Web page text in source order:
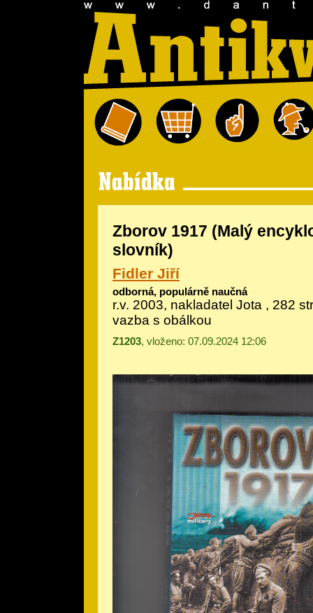
Zborov 1917 (Malý
slovník)
Fidler Jiří
odborná, populárně naučná
r.v. 2003, nakladatel Jota , 282
vazba s obálkou
Z1203, vloženo: 07.09.2024 12:06